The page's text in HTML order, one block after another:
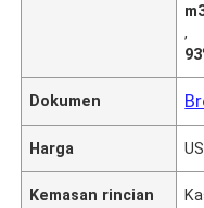
,
Dokumen
Harga
Kemasan rincian